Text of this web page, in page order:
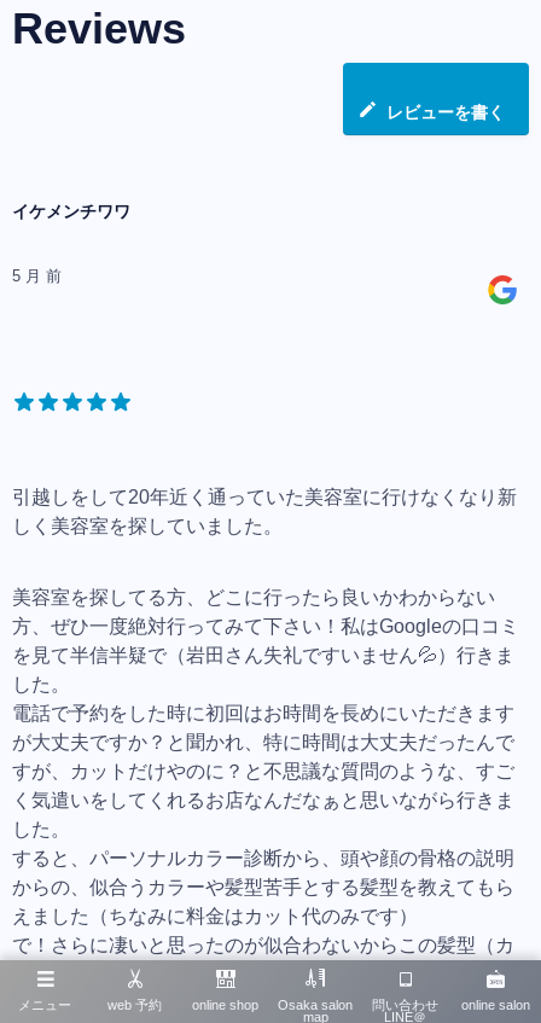
Reviews
レビューを書く
イケメンチワワ
5 月 前
引越しをして20年近く通っていた美容室に行けなくなり新
しく美容室を探していました。
美容室を探してる方、どこに行ったら良いかわからない
方、ぜひ一度絶対行ってみて下さい！私はGoogleの口コミ
を見て半信半疑で（岩田さん失礼ですいません💦）行きま
した。
電話で予約をした時に初回はお時間を長めにいただきます
が大丈夫ですか？と聞かれ、特に時間は大丈夫だったんで
すが、カットだけやのに？と不思議な質問のような、すご
く気遣いをしてくれるお店なんだなぁと思いながら行きま
した。
すると、パーソナルカラー診断から、頭や顔の骨格の説明
からの、似合うカラーや髪型苦手とする髪型を教えてもら
えました（ちなみに料金はカット代のみです）
で！さらに凄いと思ったのが似合わないからこの髪型（カ
ラー）はしませんと美容師さんの意見を押し付けるのでは
なく、お客さんがしたい髪型と似合う髪型のバランスを取
メニュー web 予約 online shop
Osaka salon
map
問い合わせ
LINE＠
online salon